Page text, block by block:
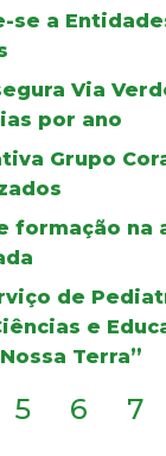
se a
Via
por ano
Grupo
formação na
de
e
Terra”
5 6 7